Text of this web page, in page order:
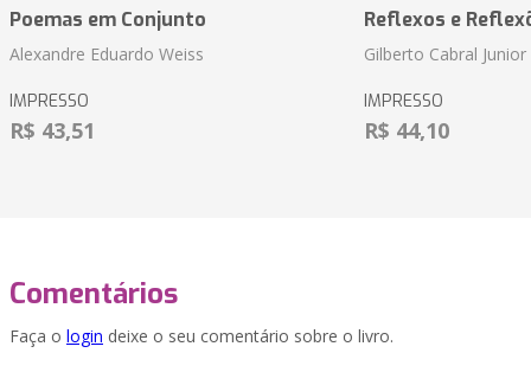
Poemas em Conjunto
Alexandre Eduardo Weiss
IMPRESSO
R$ 43,51
Reflexos e
Gilberto Cabral Junior
IMPRESSO
R$ 44,10
Comentários
Faça o login deixe o seu comentário sobre o livro.